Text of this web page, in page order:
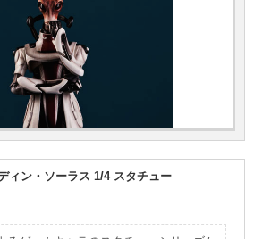
ィン・ソーラス 1/4 スタチュー